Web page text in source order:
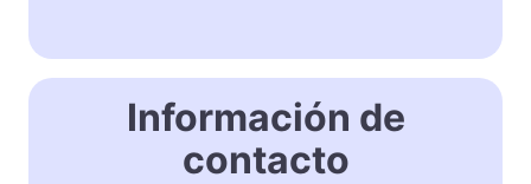
Información de
contacto